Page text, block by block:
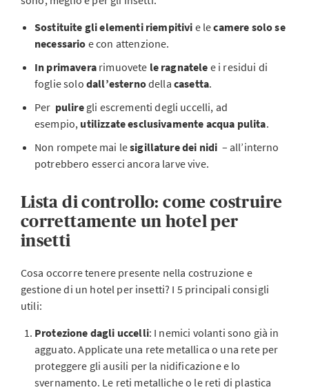
Sostituite glielementi riempitivi e lecamere solo se
necessario e con attenzione.
In primaverarimuovete le ragnatele e i residui di
foglie solo dall’esternodella casetta.
Per puliregli escrementi degli uccelli, ad
esempio, utilizzate esclusivamente acqua pulita.
Non rompete mai lesigillature dei nidi – all’interno
potrebbero esserci ancora larve vive.
Lista di controllo: come costruire
correttamente un hotel per
insetti
Cosa occorre tenere presente nella costruzione e
gestione di un hotel per insetti? I 5 principali consigli
utili:
Protezione dagli uccelli: I nemici volanti sono già in
agguato. Applicate una rete metallica o una rete per
proteggere gli ausili per la nidificazione e lo
svernamento. Le reti metalliche o le reti di plastica